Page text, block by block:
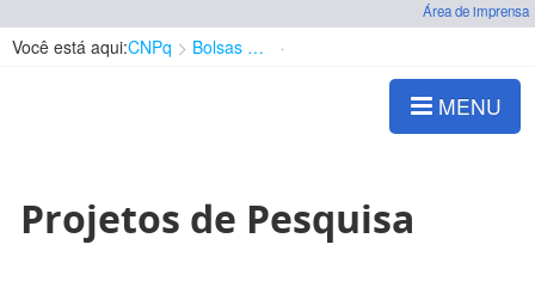
Área de imprensa
Você está aqui:CNPq Bolsas e Auxílios Vigentes
MENU
Projetos de Pesquisa